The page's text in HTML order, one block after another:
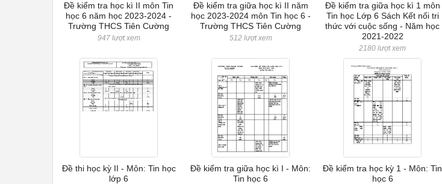
Đề kiểm tra học kì II môn Tin
học 6 năm học 2023-2024 -
Trường THCS Tiên Cường
947 lượt xem
Đề kiểm tra giữa học kì II năm
học 2023-2024 môn Tin học 6 -
Trường THCS Tiên Cường
512 lượt xem
Đề kiểm tra giữa học kì 1 môn
Tin học Lớp 6 Sách Kết nối tri
thức với cuộc sống - Năm học
2021-2022
2180 lượt xem
Đề thi học kỳ II - Môn: Tin học
lớp 6
Đề kiểm tra giữa học kì I - Môn:
Tin học 6
Đề kiểm tra học kỳ 1 - Môn: Tin
học 6